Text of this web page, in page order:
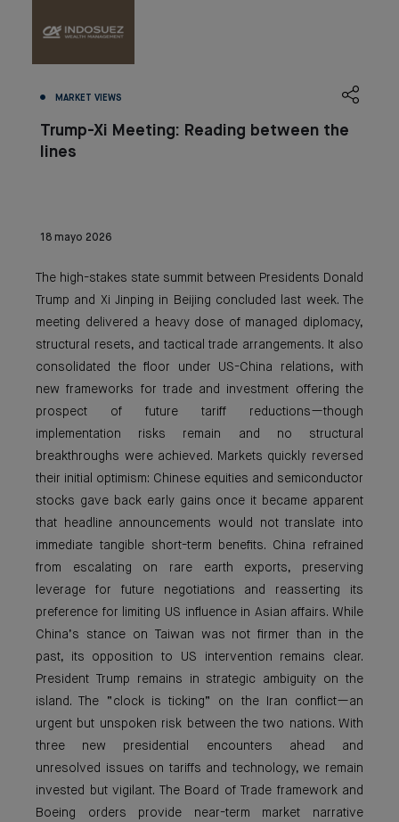
MARKET VIEWS
Trump-Xi Meeting: Reading between the
lines
18 mayo 2026
The high-stakes state summit between Presidents Donald
Trump and Xi Jinping in Beijing concluded last week. The
meeting delivered a heavy dose of managed diplomacy,
structural resets, and tactical trade arrangements. It also
consolidated the floor under US-China relations, with
new frameworks for trade and investment offering the
prospect of future tariff reductions—though
implementation risks remain and no structural
breakthroughs were achieved. Markets quickly reversed
their initial optimism: Chinese equities and semiconductor
stocks gave back early gains once it became apparent
that headline announcements would not translate into
immediate tangible short-term benefits. China refrained
from escalating on rare earth exports, preserving
leverage for future negotiations and reasserting its
preference for limiting US influence in Asian affairs. While
China’s stance on Taiwan was not firmer than in the
past, its opposition to US intervention remains clear.
President Trump remains in strategic ambiguity on the
island. The “clock is ticking” on the Iran conflict—an
urgent but unspoken risk between the two nations. With
three new presidential encounters ahead and
unresolved issues on tariffs and technology, we remain
invested but vigilant. The Board of Trade framework and
Boeing orders provide near-term market narrative